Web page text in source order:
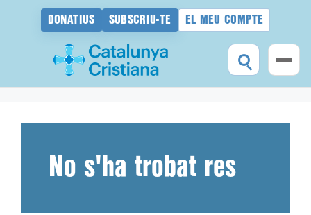
DONATIUS SUBSCRIU-TE EL MEU COMPTE
No s'ha trobat res